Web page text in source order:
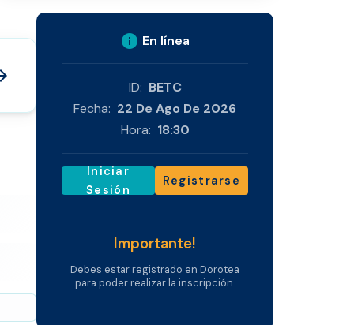
info En línea
ID: BETC
Fecha: 22 De Ago De 2026
Hora: 18:30
Iniciar
Sesión
Registrarse
Importante!
Debes estar registrado en Dorotea
para poder realizar la inscripción.